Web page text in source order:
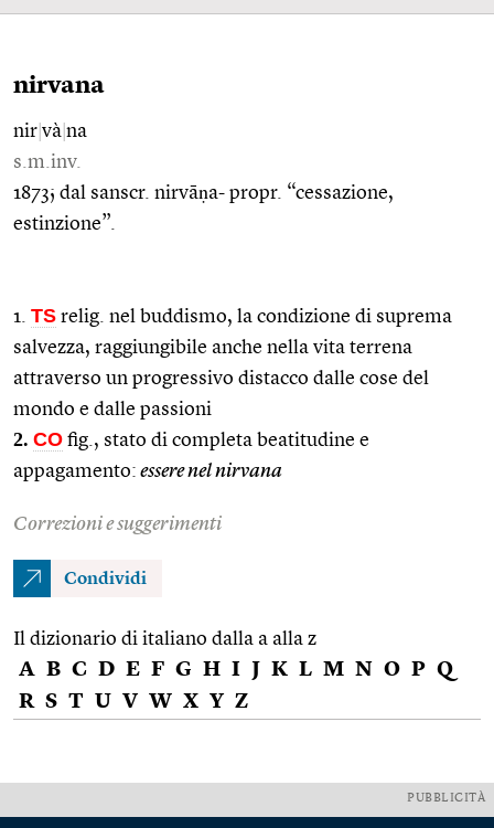
nirvana
nir và na
s.m.inv.
1873; dal sanscr. nirvāṇa- propr. “cessazione,
estinzione”.
1. TS relig. nel buddismo, la condizione di suprema
salvezza, raggiungibile anche nella vita terrena
attraverso un progressivo distacco dalle cose del
mondo e dalle passioni
2. CO fig., stato di completa beatitudine e
appagamento: essere nel nirvana
Correzioni e suggerimenti
Condividi
Il dizionario di italiano dalla a alla z
A B C D E F G H I J K L M N O P Q
R S T U V W X Y Z
PUBBLICITÀ